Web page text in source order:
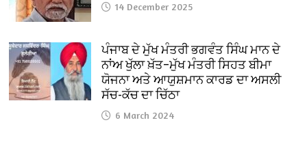
14 December 2025
ਪੰਜਾਬ ਦੇ ਮੁੱਖ ਮੰਤਰੀ ਭਗਵੰਤ ਸਿੰਘ ਮਾਨ ਦੇ
ਨਾਂਅ ਖੁੱਲਾ ਖ਼ੱਤ–ਮੁੱਖ ਮੰਤਰੀ ਸਿਹਤ ਬੀਮਾ
ਯੋਜਨਾ ਅਤੇ ਆਯੁਸ਼ਮਾਨ ਕਾਰਡ ਦਾ ਅਸਲੀ
ਸੱਚ-ਕੱਚ ਦਾ ਚਿੱਠਾ
6 March 2024